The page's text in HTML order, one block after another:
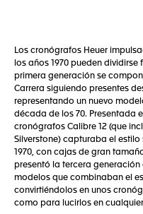
Los cronógrafos Heuer
los años 1970 pueden
primera generación se
Carrera siguiendo presentes
representando un nuevo
década de los 70. Presentada
cronógrafos Calibre 12 (que
Silverstone) capturaba el
1970, con cajas de gran
presentó la tercera
modelos que combinaban el
convirtiéndolos en unos
como para lucirlos en